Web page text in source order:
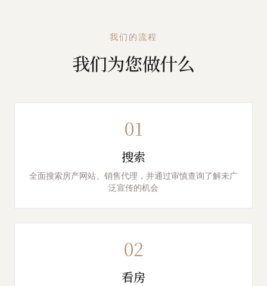
我们的流程
我们为您做什么
01
搜索
全面搜索房产网站、销售代理，并通过审慎查询了解未广
泛宣传的机会
02
看房